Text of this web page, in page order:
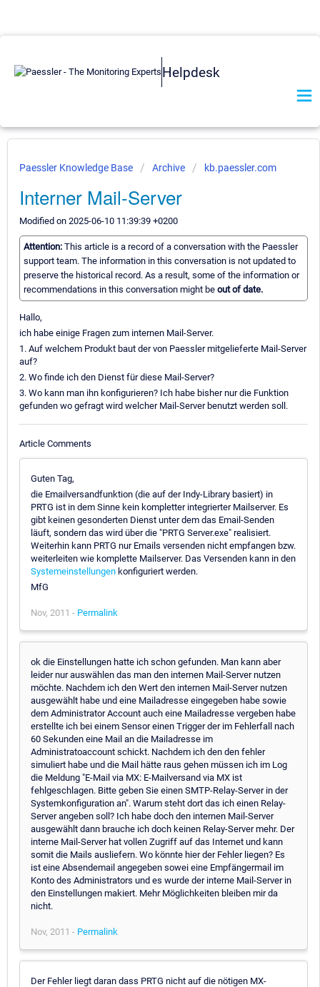
Helpdesk
Paessler Knowledge Base Archive kb.paessler.com
Interner Mail-Server
Modified on 2025-06-10 11:39:39 +0200
Attention: This article is a record of a conversation with the Paessler
support team. The information in this conversation is not updated to
preserve the historical record. As a result, some of the information or
recommendations in this conversation might be out of date.
Hallo,
ich habe einige Fragen zum internen Mail-Server.
1. Auf welchem Produkt baut der von Paessler mitgelieferte Mail-Server
auf?
2. Wo finde ich den Dienst für diese Mail-Server?
3. Wo kann man ihn konfigurieren? Ich habe bisher nur die Funktion
gefunden wo gefragt wird welcher Mail-Server benutzt werden soll.
Article Comments
Guten Tag,
die Emailversandfunktion (die auf der Indy-Library basiert) in
PRTG ist in dem Sinne kein kompletter integrierter Mailserver. Es
gibt keinen gesonderten Dienst unter dem das Email-Senden
läuft, sondern das wird über die "PRTG Server.exe" realisiert.
Weiterhin kann PRTG nur Emails versenden nicht empfangen bzw.
weiterleiten wie komplette Mailserver. Das Versenden kann in den
Systemeinstellungen konfiguriert werden.
MfG
Nov, 2011 - Permalink
ok die Einstellungen hatte ich schon gefunden. Man kann aber
leider nur auswählen das man den internen Mail-Server nutzen
möchte. Nachdem ich den Wert den internen Mail-Server nutzen
ausgewählt habe und eine Mailadresse eingegeben habe sowie
dem Administrator Account auch eine Mailadresse vergeben habe
erstellte ich bei einem Sensor einen Trigger der im Fehlerfall nach
60 Sekunden eine Mail an die Mailadresse im
Administratoaccount schickt. Nachdem ich den den fehler
simuliert habe und die Mail hätte raus gehen müssen ich im Log
die Meldung "E-Mail via MX: E-Mailversand via MX ist
fehlgeschlagen. Bitte geben Sie einen SMTP-Relay-Server in der
Systemkonfiguration an". Warum steht dort das ich einen Relay-
Server angeben soll? Ich habe doch den internen Mail-Server
ausgewählt dann brauche ich doch keinen Relay-Server mehr. Der
interne Mail-Server hat vollen Zugriff auf das Internet und kann
somit die Mails ausliefern. Wo könnte hier der Fehler liegen? Es
ist eine Absendemail angegeben sowei eine Empfängermail im
Konto des Administrators und es wurde der interne Mail-Server in
den Einstellungen makiert. Mehr Möglichkeiten bleiben mir da
nicht.
Nov, 2011 - Permalink
Der Fehler liegt daran dass PRTG nicht auf die nötigen MX-